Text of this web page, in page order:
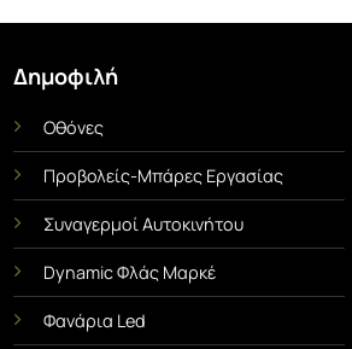
Δημοφιλή
Οθόνες
Προβολείς-Μπάρες Εργασίας
Συναγερμοί Αυτοκινήτου
Dynamic Φλάς Μαρκέ
Φανάρια Led
UNCATEGORIZED
Αντιχαρακτική Μεμβράνη PPF! Η Αόρατη
Ασπίδα του Αυτοκινήτου σου.
Τι είναι η Μεμβράνη PPF; Η PPF
(Paint Protection Film) είναι μια
[...]